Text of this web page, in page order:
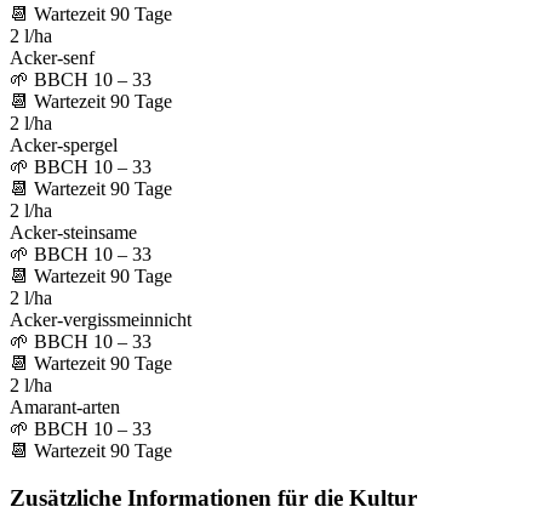
📆 Wartezeit 90 Tage
2 l/ha
Acker-senf
🌱 BBCH 10 – 33
📆 Wartezeit 90 Tage
2 l/ha
Acker-spergel
🌱 BBCH 10 – 33
📆 Wartezeit 90 Tage
2 l/ha
Acker-steinsame
🌱 BBCH 10 – 33
📆 Wartezeit 90 Tage
2 l/ha
Acker-vergissmeinnicht
🌱 BBCH 10 – 33
📆 Wartezeit 90 Tage
2 l/ha
Amarant-arten
🌱 BBCH 10 – 33
📆 Wartezeit 90 Tage
Zusätzliche Informationen für die Kultur